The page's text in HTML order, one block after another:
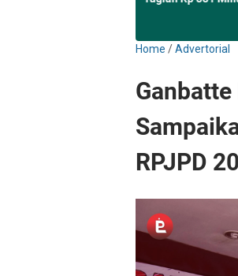
Home /Advertorial
RPJPD